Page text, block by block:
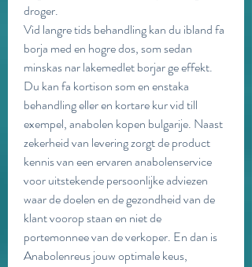
droger.
Vid langre tids behandling kan du ibland fa
borja med en hogre dos, som sedan
minskas nar lakemedlet borjar ge effekt.
Du kan fa kortison som en enstaka
behandling eller en kortare kur vid till
exempel, anabolen kopen bulgarije. Naast
zekerheid van levering zorgt de product
kennis van een ervaren anabolenservice
voor uitstekende persoonlijke adviezen
waar de doelen en de gezondheid van de
klant voorop staan en niet de
portemonnee van de verkoper. En dan is
Anabolenreus jouw optimale keus,